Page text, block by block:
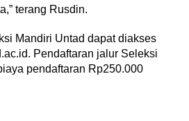
terang Rusdin.
Mandiri Untad dapat diakses
Pendaftaran jalur Seleksi
pendaftaran Rp250.000